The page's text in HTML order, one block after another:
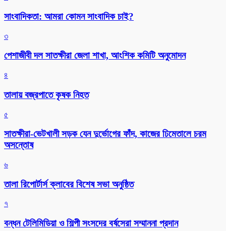
সাংবাদিকতা: আমরা কোমন সাংবাদিক চাই?
৩
পেশাজীবী দল সাতক্ষীরা জেলা শাখা, আংশিক কমিটি অনুমোদন
৪
তালায় বজ্রপাতে কৃষক নিহত
৫
সাতক্ষীরা-ভেটখালী সড়ক যেন দুর্ভোগের ফাঁদ, কাজের ঢিমেতালে চরম
অসন্তোষ
৬
‎তালা রিপোর্টার্স ক্লাবের বিশেষ সভা অনুষ্ঠিত
৭
বন্ধন টেলিমিডিয়া ও শিল্পী সংসদের বর্ষসেরা সম্মাননা প্রদান